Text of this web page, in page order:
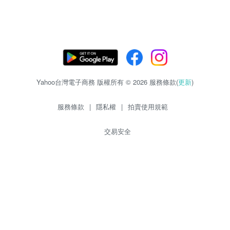
Yahoo台灣電子商務 版權所有 © 2026 服務條款(更新)
服務條款 | 隱私權 | 拍賣使用規範
交易安全